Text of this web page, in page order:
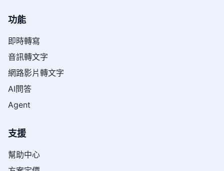
功能
即時轉寫
音訊轉文字
網路影片轉文字
AI問答
Agent
支援
幫助中心